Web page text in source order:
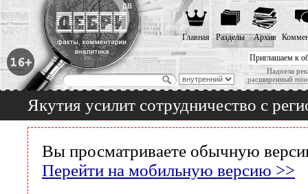
Приглашаем к
Надоела
расширенный
Главная Разделы Архив
Якутия усилит сотрудничество с
Вы просматриваете обычную
Перейти на мобильную версию >>